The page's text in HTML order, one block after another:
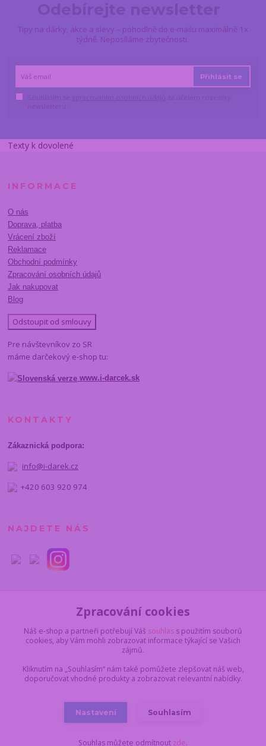
Tipy na dárky, akce a slevy – pohodlně do e-mailu maximálně 1x
týdně. Neposíláme zbytečnosti.
Přihlásit se
Texty k dovolené
INFORMACE
O nás
Doprava, platba
Vrácení zboží
Reklamace
Obchodní podmínky
Zpracování osobních údajů
Jak nakupovat
Blog
Odstoupit od smlouvy
Pre návštevníkov zo SR
máme darčekový e-shop tu:
www.i-darcek.sk
KONTAKTY
Zákaznická podpora:
info@i-darek.cz
+420 603 920 974
NAJDETE NÁS
Zpracování cookies
Náš e-shop a partneři potřebují Váš souhlas s použitím souborů
cookies, aby Vám mohli zobrazovat informace týkající se Vašich
zájmů.
Kliknutím na „Souhlasím“ nám také pomůžete zlepšovat náš web,
doporučovat vhodné produkty a zobrazovat relevantní nabídky.
Nastavení Souhlasím
Souhlas můžete odmítnout zde.